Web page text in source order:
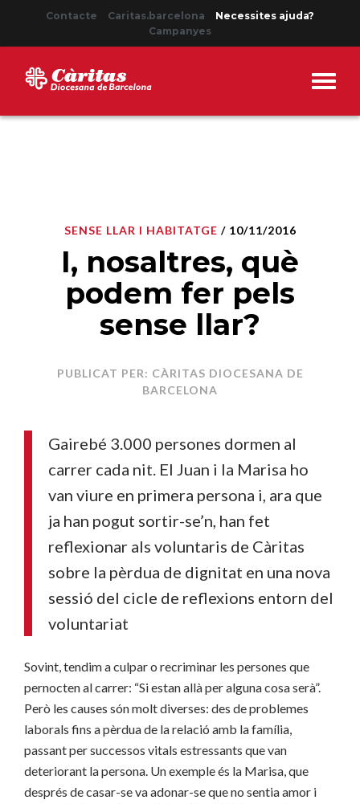
Contacte Caritas.barcelona
Necessites ajuda?
Campanyes
SENSE LLAR I HABITATGE / 10/11/2016
I, nosaltres, què
podem fer pels
sense llar?
PUBLICAT PER: CÀRITAS DIOCESANA DE
BARCELONA
Gairebé 3.000 persones dormen al
carrer cada nit. El Juan i la Marisa ho
van viure en primera persona i, ara que
ja han pogut sortir-se’n, han fet
reflexionar als voluntaris de Càritas
sobre la pèrdua de dignitat en una nova
sessió del cicle de reflexions entorn del
voluntariat
Sovint, tendim a culpar o recriminar les persones que
pernocten al carrer: “Si estan allà per alguna cosa serà”.
Però les causes són molt diverses: des de problemes
laborals fins a pèrdua de la relació amb la família,
passant per successos vitals estressants que van
deteriorant la persona. Un exemple és la Marisa, que
després de casar-se va adonar-se que no sentia amor i